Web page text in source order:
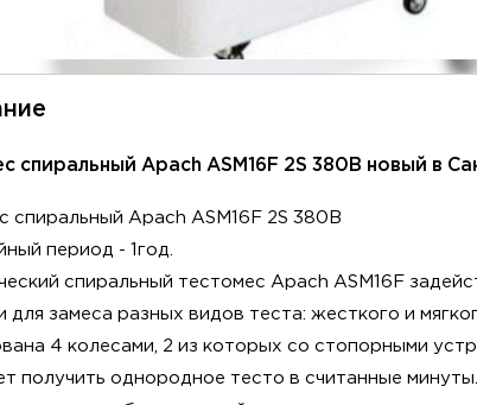
спиральный Apach ASM16F 2S 380В новый в
спиральный Apach ASM16F 2S 380В
период - 1год.
спиральный тестомес Apach ASM16F
для замеса разных видов теста: жесткого и
4 колесами, 2 из которых со стопорными
получить однородное тесто в считанные